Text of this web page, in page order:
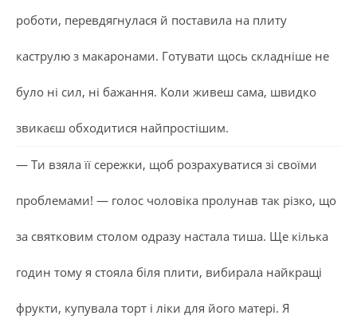
роботи, перевдягнулася й поставила на плиту
каструлю з макаронами. Готувати щось складніше не
було ні сил, ні бажання. Коли живеш сама, швидко
звикаєш обходитися найпростішим.
— Ти взяла її сережки, щоб розрахуватися зі своїми
проблемами! — голос чоловіка пролунав так різко, що
за святковим столом одразу настала тиша. Ще кілька
годин тому я стояла біля плити, вибирала найкращі
фрукти, купувала торт і ліки для його матері. Я